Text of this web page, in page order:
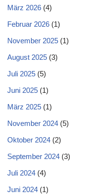
März 2026 (4)
Februar 2026 (1)
November 2025 (1)
August 2025 (3)
Juli 2025 (5)
Juni 2025 (1)
März 2025 (1)
November 2024 (5)
Oktober 2024 (2)
September 2024 (3)
Juli 2024 (4)
Juni 2024 (1)